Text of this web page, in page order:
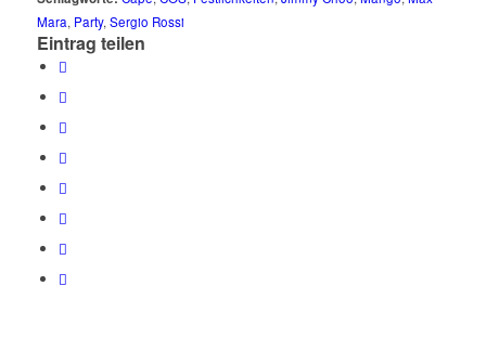
Mara, Party, Sergio Rossi
Eintrag teilen